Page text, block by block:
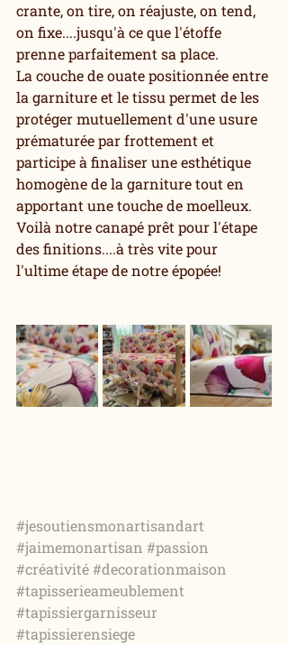
crante, on tire, on réajuste, on tend,
on fixe....jusqu'à ce que l'étoffe
prenne parfaitement sa place.
La couche de ouate positionnée entre
la garniture et le tissu permet de les
protéger mutuellement d'une usure
prématurée par frottement et
participe à finaliser une esthétique
homogène de la garniture tout en
apportant une touche de moelleux.
Voilà notre canapé prêt pour l'étape
des finitions....à très vite pour
l'ultime étape de notre épopée!
#jesoutiensmonartisandart
#jaimemonartisan #passion
#créativité#decorationmaison
#tapisserieameublement
#tapissiergarnisseur
#tapissierensiege